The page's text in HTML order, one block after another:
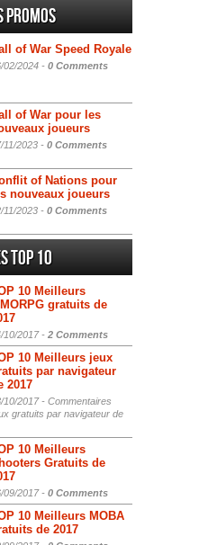
promos
of War Speed Royale
02/2024 - 0 Comments
of War pour les
joueurs
11/2023 - 0 Comments
of Nations pour
nouveaux joueurs
11/2023 - 0 Comments
Top 10
10 Meilleurs
gratuits de
10/2017 - 2 Comments
10 Meilleurs jeux
par navigateur
2017
10/2017 - Commentaires
gratuits par navigateur de
10 Meilleurs
Gratuits de
09/2017 - 0 Comments
10 Meilleurs MOBA
de 2017